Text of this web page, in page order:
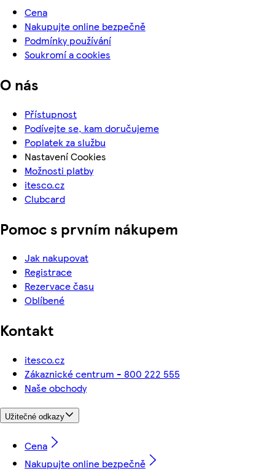
Cena
Nakupujte online bezpečně
Podmínky používání
Soukromí a cookies
O nás
Přístupnost
Podívejte se, kam doručujeme
Poplatek za službu
Nastavení Cookies
Možnosti platby
itesco.cz
Clubcard
Pomoc s prvním nákupem
Jak nakupovat
Registrace
Rezervace času
Oblíbené
Kontakt
itesco.cz
Zákaznické centrum - 800 222 555
Naše obchody
Užitečné odkazy
Cena
Nakupujte online bezpečně